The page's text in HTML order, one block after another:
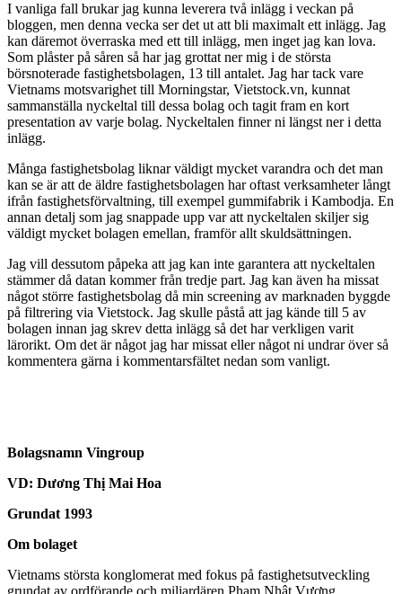
I vanliga fall brukar jag kunna leverera två inlägg i veckan på
bloggen, men denna vecka ser det ut att bli maximalt ett inlägg. Jag
kan däremot överraska med ett till inlägg, men inget jag kan lova.
Som plåster på såren så har jag grottat ner mig i de största
börsnoterade fastighetsbolagen, 13 till antalet. Jag har tack vare
Vietnams motsvarighet till Morningstar, Vietstock.vn, kunnat
sammanställa nyckeltal till dessa bolag och tagit fram en kort
presentation av varje bolag. Nyckeltalen finner ni längst ner i detta
inlägg.
Många fastighetsbolag liknar väldigt mycket varandra och det man
kan se är att de äldre fastighetsbolagen har oftast verksamheter långt
ifrån fastighetsförvaltning, till exempel gummifabrik i Kambodja. En
annan detalj som jag snappade upp var att nyckeltalen skiljer sig
väldigt mycket bolagen emellan, framför allt skuldsättningen.
Jag vill dessutom påpeka att jag kan inte garantera att nyckeltalen
stämmer då datan kommer från tredje part. Jag kan även ha missat
något större fastighetsbolag då min screening av marknaden byggde
på filtrering via Vietstock. Jag skulle påstå att jag kände till 5 av
bolagen innan jag skrev detta inlägg så det har verkligen varit
lärorikt. Om det är något jag har missat eller något ni undrar över så
kommentera gärna i kommentarsfältet nedan som vanligt.
Bolagsnamn Vingroup
VD: Dương Thị Mai Hoa
Grundat 1993
Om bolaget
Vietnams största konglomerat med fokus på fastighetsutveckling